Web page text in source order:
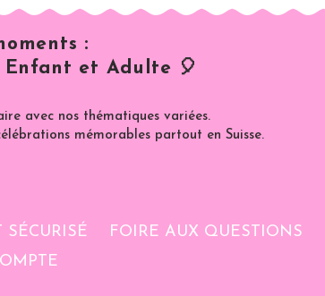
:
Enfant et Adulte 🎈
avec nos thématiques variées.
mémorables partout en Suisse.
SÉCURISÉ FOIRE AUX QUESTIONS